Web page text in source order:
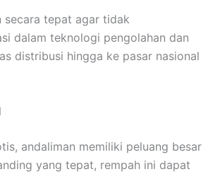
secara tepat agar tidak
dalam teknologi pengolahan dan
distribusi hingga ke pasar nasional
andaliman memiliki peluang besar
yang tepat, rempah ini dapat